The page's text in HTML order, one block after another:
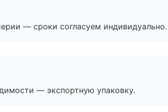
— сроки согласуем индивидуально.
— экспортную упаковку.